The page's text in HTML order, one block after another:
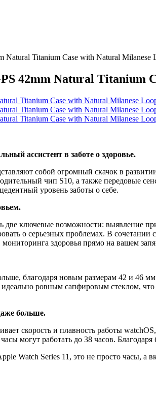
Natural Titanium Case with Natural Milanese
42mm Natural Titanium
ассистент в заботе о здоровье.
собой огромный скачок в
чип S10, а также передовые
уровень заботы о себе.
две ключевые возможности: выявление
о серьезных проблемах. В
здоровья прямо на вашем
благодаря новым размерам 42 и 46
ровным сапфировым стеклом,
больше.
скорость и плавность работы
могут работать до 38 часов. Благодаря
Watch Series 11, это не просто часы,